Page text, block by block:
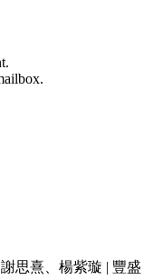
思熹、楊紫璇 | 豐盛